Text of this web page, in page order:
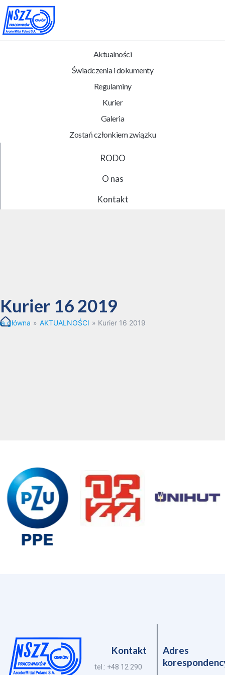
RODO
O nas
Kontakt
Aktualności
Świadczenia i dokumenty
Regulaminy
Kurier
Galeria
Zostań członkiem związku
Kurier 16 2019
główna » AKTUALNOŚCI » Kurier 16 2019
Kontakt
tel.: +48 12 290
Adres